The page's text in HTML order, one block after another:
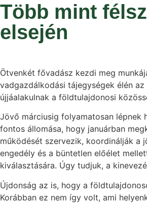
Több mint
elsején
Ötvenkét fővadász kezdi meg
vadgazdálkodási tájegységek élén
újjáalakulnak a földtulajdonosi
Jövő márciusig folyamatosan lépnek
fontos állomása, hogy januárban
működését szervezik, koordinálják a
engedély és a büntetlen előélet
kiválasztására. Úgy tudjuk, a
Újdonság az is, hogy a
Korábban ez nem így volt, ami